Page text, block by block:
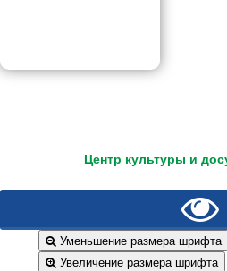
Уменьшение размера шрифта
Увеличение размера шрифта
Центр культуры и